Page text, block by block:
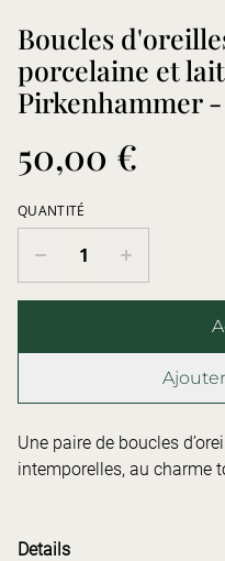
Boucles
porcelaine et
Pirkenhammer -
50,00 €
QUANTITÉ
Une paire de boucles
intemporelles, au charme
Details